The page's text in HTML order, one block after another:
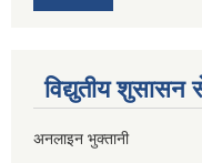
विद्युतीय शुसासन
अनलाइन भुक्तानी